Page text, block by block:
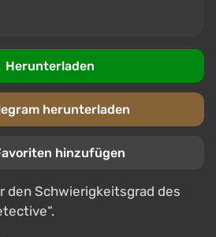
Herunterladen
herunterladen
hinzufügen
den Schwierigkeitsgrad des